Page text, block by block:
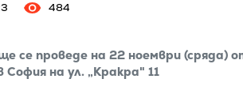
484
се проведе на 22 ноември (сряда)
на ул. „Кракра" 11